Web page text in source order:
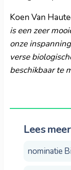
Koen Van
is een zeer
onze
verse
beschikbaar te
Lees
nominatie